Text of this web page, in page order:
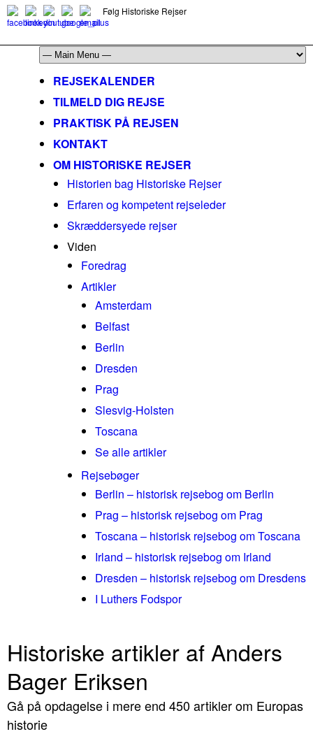
Følg Historiske Rejser
REJSEKALENDER
TILMELD DIG REJSE
PRAKTISK PÅ REJSEN
KONTAKT
OM HISTORISKE REJSER
Historien bag Historiske Rejser
Erfaren og kompetent rejseleder
Skræddersyede rejser
Viden
Foredrag
Artikler
Amsterdam
Belfast
Berlin
Dresden
Prag
Slesvig-Holsten
Toscana
Se alle artikler
Rejsebøger
Berlin – historisk rejsebog om Berlin
Prag – historisk rejsebog om Prag
Toscana – historisk rejsebog om Toscana
Irland – historisk rejsebog om Irland
Dresden – historisk rejsebog om Dresdens
I Luthers Fodspor
Historiske artikler af Anders
Bager Eriksen
Gå på opdagelse i mere end 450 artikler om Europas
historie